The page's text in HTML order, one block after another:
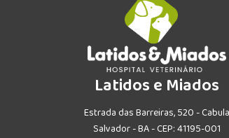
Latidos e Miados
Estrada das Barreiras, 520 - Cabula
Salvador - BA - CEP: 41195-001